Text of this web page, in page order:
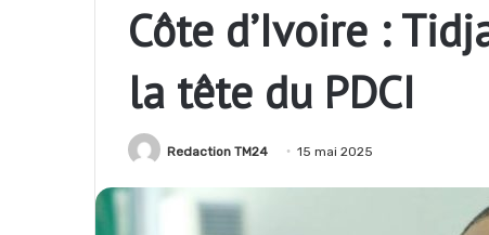
Côte d’Ivoire :
la tête du PDCI
Redaction TM24 15 mai 2025